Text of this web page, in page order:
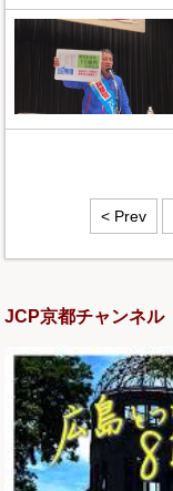
< Prev
JCP京都チャンネル